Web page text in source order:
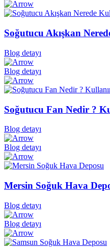
Soğutucu Akışkan
Blog detayı
Blog detayı
Soğutucu Fan Nedir ?
Blog detayı
Blog detayı
Mersin Soğuk Hava
Blog detayı
Blog detayı